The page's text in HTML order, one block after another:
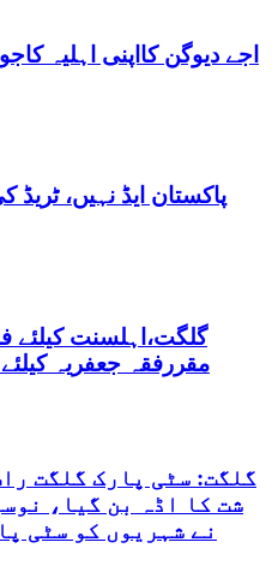
اجے دیوگن کااپنی اہلیہ
پاکستان ایڈ نہیں،
مقررفقہ جعفریہ کیلئے فطرانہ
گلگت: سٹی پارک گلگت
شت کا اڈہ بن گیا،
نے شہریوں کو سٹی